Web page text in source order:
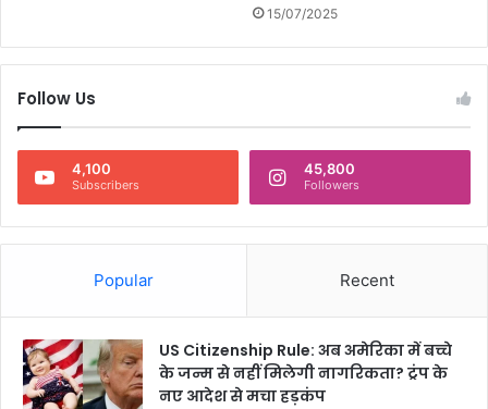
15/07/2025
Follow Us
4,100
Subscribers
45,800
Followers
Popular Recent
US Citizenship Rule: अब अमेरिका में बच्चे
के जन्म से नहीं मिलेगी नागरिकता? ट्रंप के
नए आदेश से मचा हड़कंप